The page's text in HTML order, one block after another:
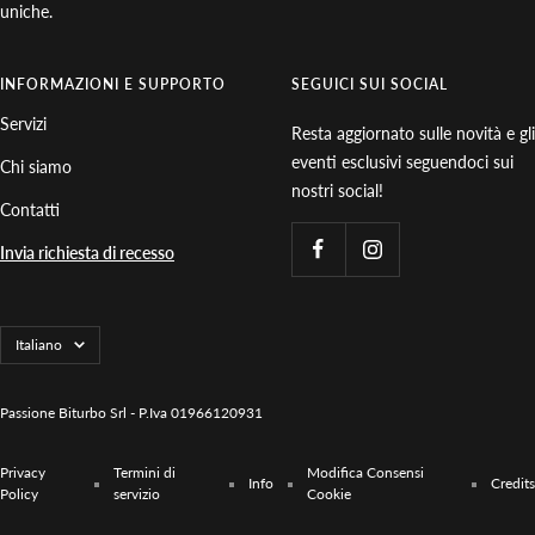
uniche.
INFORMAZIONI E SUPPORTO
Servizi
Chi siamo
Contatti
Invia richiesta di recesso
SEGUICI SUI SOCIAL
Resta aggiornato sulle novità e gli
eventi esclusivi seguendoci sui
nostri social!
Lingua
Italiano
Passione Biturbo Srl - P.Iva 01966120931
Privacy
Policy
Termini di
servizio
Info
Modifica Consensi
Cookie
Credits